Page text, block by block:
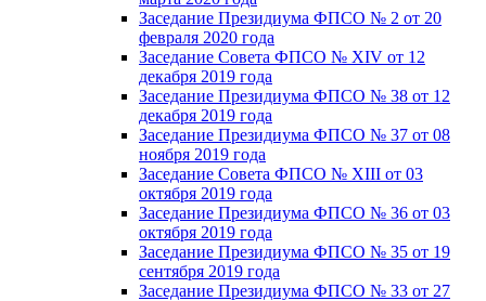
Заседание Президиума ФПСО № 2 от 20
февраля 2020 года
Заседание Совета ФПСО № XIV от 12
декабря 2019 года
Заседание Президиума ФПСО № 38 от 12
декабря 2019 года
Заседание Президиума ФПСО № 37 от 08
ноября 2019 года
Заседание Совета ФПСО № XIII от 03
октября 2019 года
Заседание Президиума ФПСО № 36 от 03
октября 2019 года
Заседание Президиума ФПСО № 35 от 19
сентября 2019 года
Заседание Президиума ФПСО № 33 от 27